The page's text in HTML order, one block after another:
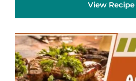
View Recipe